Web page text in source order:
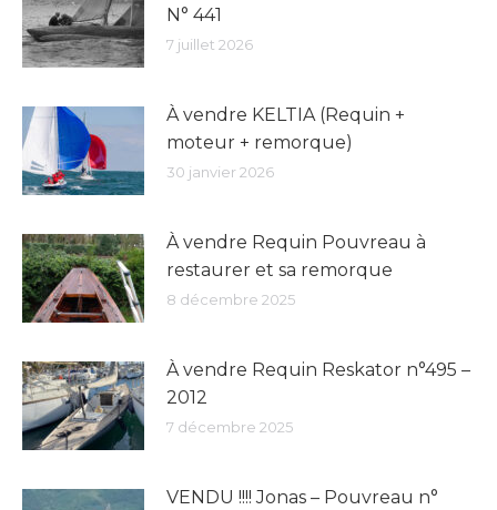
N° 441
7 juillet 2026
À vendre KELTIA (Requin +
moteur + remorque)
30 janvier 2026
À vendre Requin Pouvreau à
restaurer et sa remorque
8 décembre 2025
À vendre Requin Reskator n°495 –
2012
7 décembre 2025
VENDU !!!! Jonas – Pouvreau n°